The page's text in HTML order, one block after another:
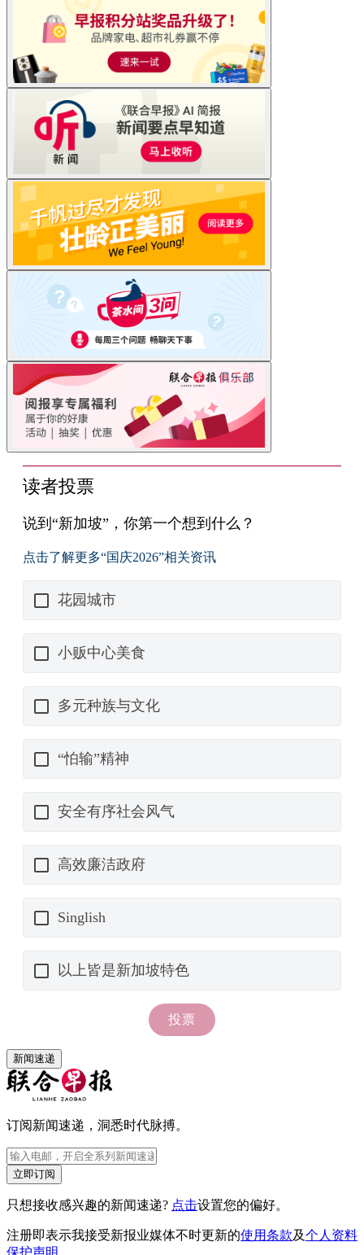
新闻速递
订阅新闻速递，洞悉时代脉搏。
立即订阅
只想接收感兴趣的新闻速递? 点击设置您的偏好。
注册即表示我接受新报业媒体不时更新的使用条款及个人资料